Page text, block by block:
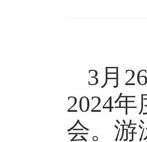
3月
2024
会。游